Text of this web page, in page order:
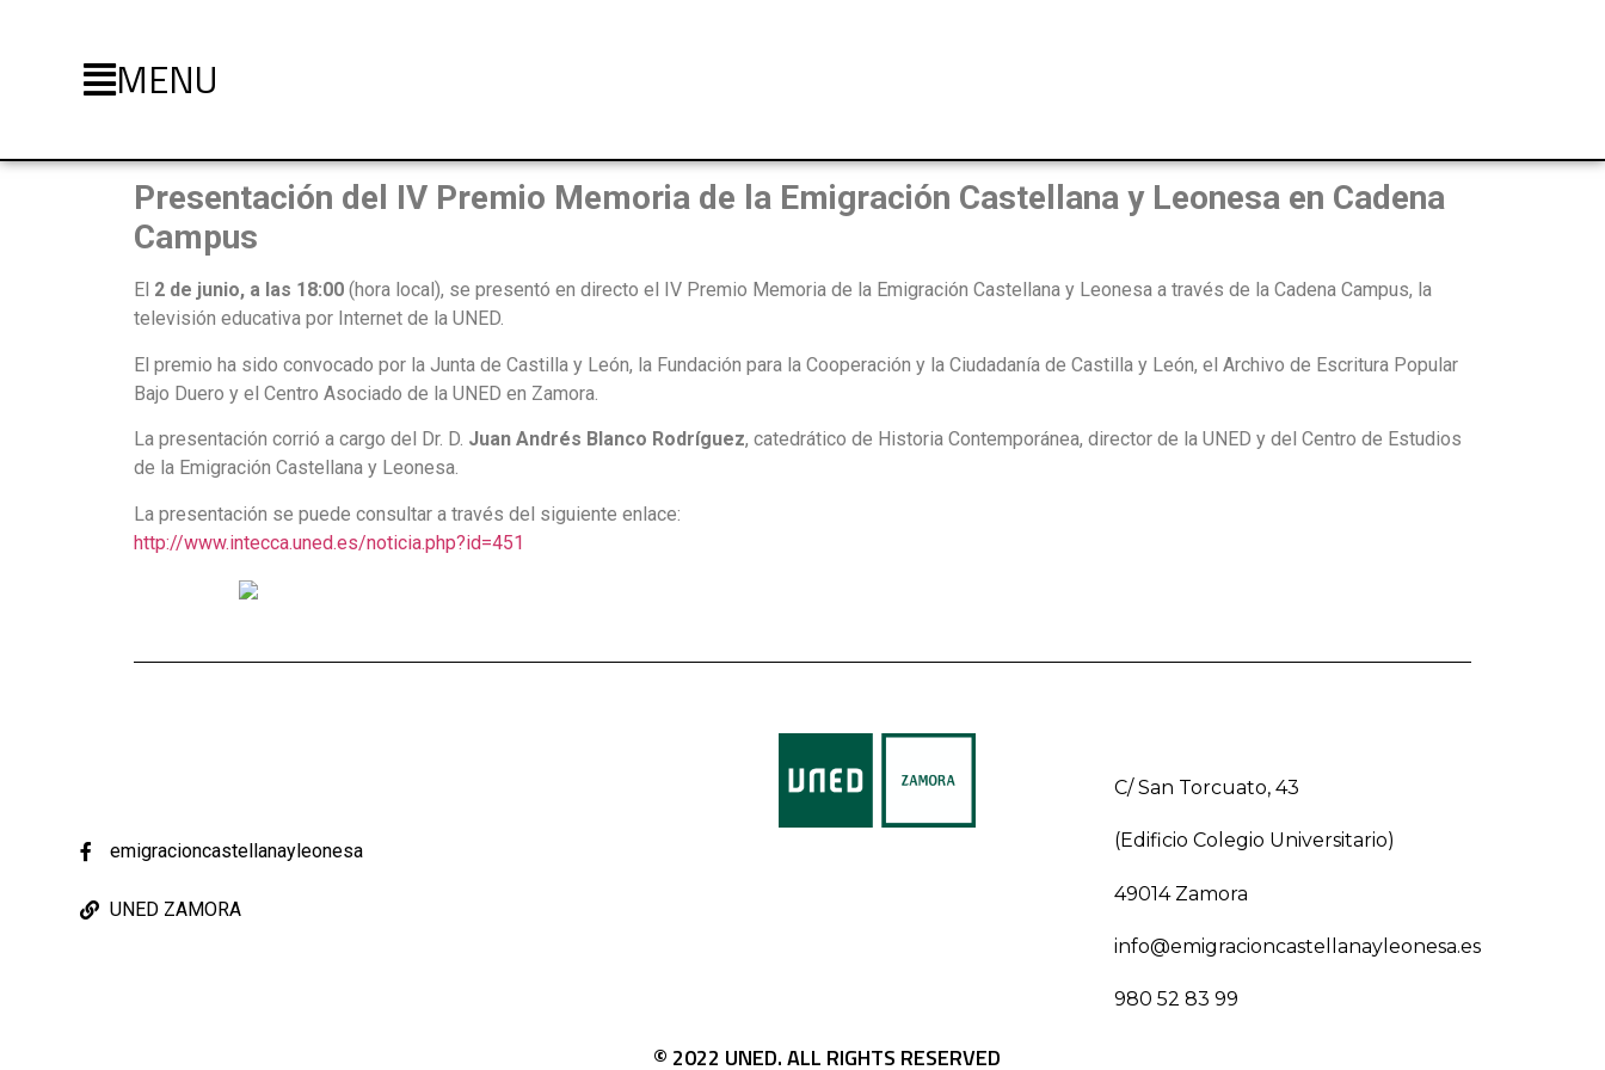
MENU
Presentación del IV Premio Memoria de la Emigración Castellana y Leonesa en Cadena
Campus
El 2 de junio, a las 18:00 (hora local), se presentó en directo el IV Premio Memoria de la Emigración Castellana y Leonesa a través de la Cadena Campus, la
televisión educativa por Internet de la UNED.
El premio ha sido convocado por la Junta de Castilla y León, la Fundación para la Cooperación y la Ciudadanía de Castilla y León, el Archivo de Escritura Popular
Bajo Duero y el Centro Asociado de la UNED en Zamora.
La presentación corrió a cargo del Dr. D. Juan Andrés Blanco Rodríguez, catedrático de Historia Contemporánea, director de la UNED y del Centro de Estudios
de la Emigración Castellana y Leonesa.
La presentación se puede consultar a través del siguiente enlace:
http://www.intecca.uned.es/noticia.php?id=451
emigracioncastellanayleonesa
UNED ZAMORA
C/ San Torcuato, 43
(Edificio Colegio Universitario)
49014 Zamora
info@emigracioncastellanayleonesa.es
980 52 83 99
© 2022 UNED. ALL RIGHTS RESERVED